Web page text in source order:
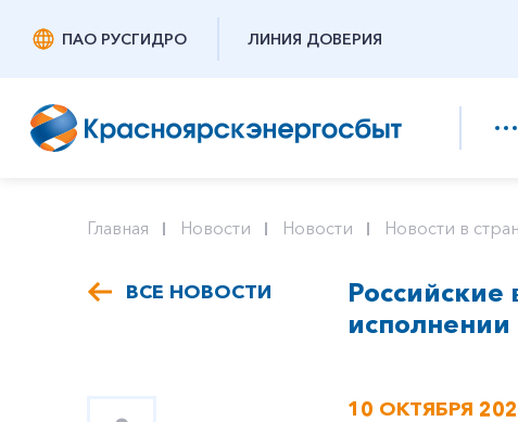
ПАО РУСГИДРО ЛИНИЯ ДОВЕРИЯ
Главная Новости Новости Новости в
ВСЕ НОВОСТИ
исполнении
10 ОКТЯБРЯ